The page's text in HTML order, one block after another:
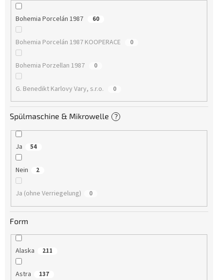
Bohemia Porcelán 1987 60
Bohemia Porcelán 1987 KOOPERACE 0
Bohemia Porzellan 1987 0
G. Benedikt Karlovy Vary, s.r.o. 0
Spülmaschine & Mikrowelle ?
Ja 54
Nein 2
Ja (ohne Verriegelung) 0
Form
Alaska 211
Astra 137